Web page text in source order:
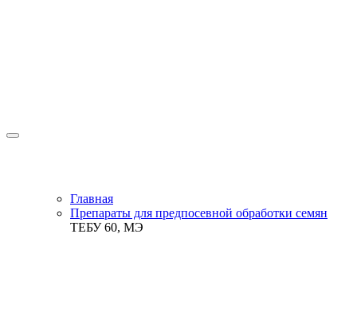
Главная
Препараты для предпосевной обработки семян
ТЕБУ 60, МЭ